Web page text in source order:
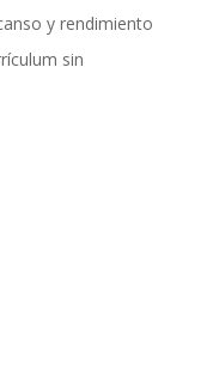
y rendimiento
sin